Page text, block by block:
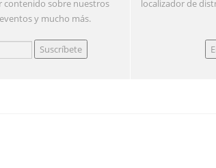
contenido sobre nuestros
y mucho más.
Suscríbete
localizador de